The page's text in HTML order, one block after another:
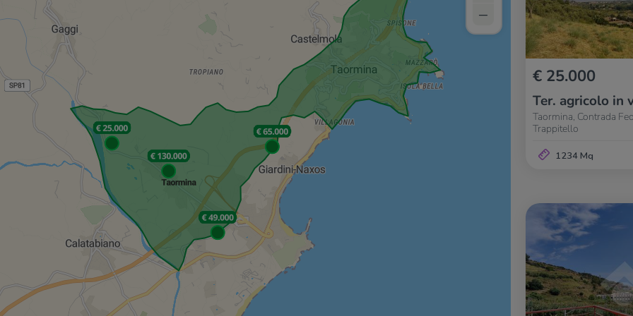
€ 25.000
Ter. agricolo in
Taormina, Contrada
Trappitello
1234 Mq
–